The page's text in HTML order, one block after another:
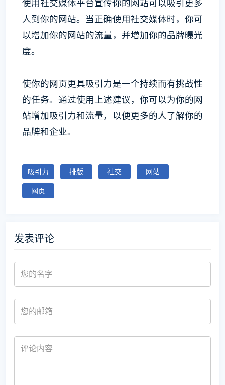
使用社交媒体平台宣传你的网站可以吸引更多
人到你的网站。当正确使用社交媒体时，你可
以增加你的网站的流量，并增加你的品牌曝光
度。
使你的网页更具吸引力是一个持续而有挑战性
的任务。通过使用上述建议，你可以为你的网
站增加吸引力和流量，以便更多的人了解你的
品牌和企业。
吸引力 排版 社交
网站
网页
发表评论